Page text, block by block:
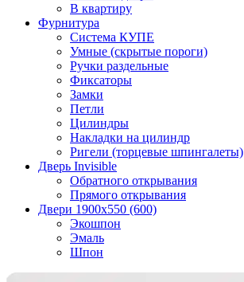
В квартиру
Фурнитура
Система КУПЕ
Умные (скрытые пороги)
Ручки раздельные
Фиксаторы
Замки
Петли
Цилиндры
Накладки на цилиндр
Ригели (торцевые шпингалеты)
Дверь Invisible
Обратного открывания
Прямого открывания
Двери 1900х550 (600)
Экошпон
Эмаль
Шпон